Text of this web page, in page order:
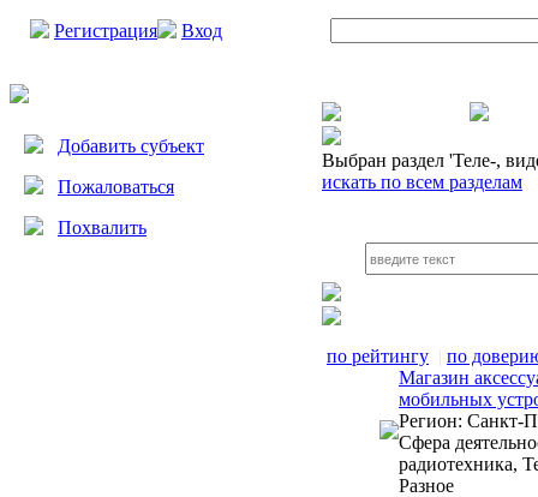
Регистрация Вход
Добавить субъект
Пожаловаться
Похвалить
Выбран раздел 'Теле-,
искать по всем разделам
по рейтингу | по
Магазин
мобильных
Регион: Санкт-
Сфера
радиотехника,
Разное